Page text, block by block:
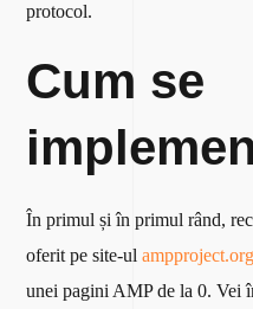
protocol.
Cum se
În primul și în primul rând,
oferit pe site-ulampproject.org
unei pagini AMP de la 0. Vei